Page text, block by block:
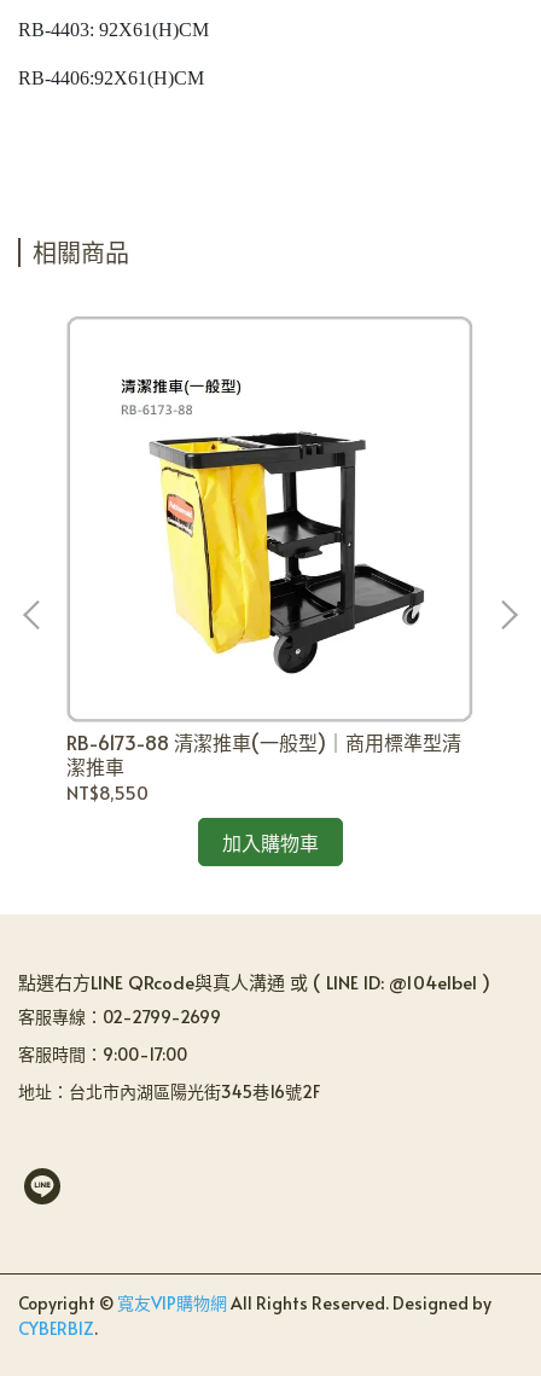
RB-4403: 92X61(H)CM
RB-4406:92X61(H)CM
相關商品
RB-6173-88 清潔推車(一般型)｜商用標準型清
潔推車
NT$8,550
加入購物車
點選右方LINE QRcode與真人溝通 或 ( LINE ID: @104elbel )
客服專線：02-2799-2699
客服時間：9:00-17:00
地址：台北市內湖區陽光街345巷16號2F
Copyright © 寬友VIP購物網All Rights Reserved. Designed by
CYBERBIZ.